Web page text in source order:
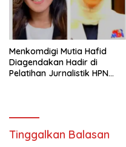
Menkomdigi Mutia Hafid
Diagendakan Hadir di
Pelatihan Jurnalistik HPN
Tinggalkan Balasan